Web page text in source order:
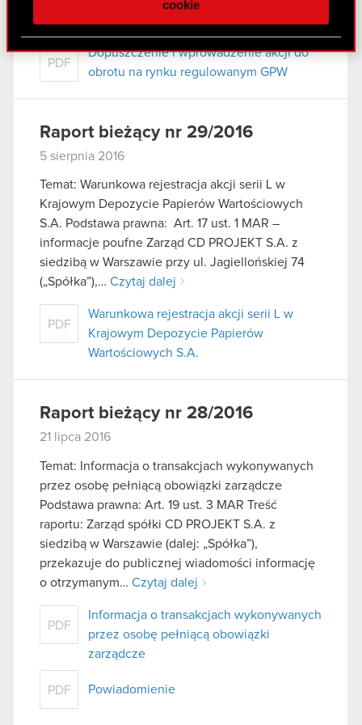
Partnerzy mogą połączyć te informacje z innymi
danymi otrzymanymi od Ciebie lub uzyskanymi
podczas korzystania z ich usług. Kontynuując
cookie
PDF
Dopuszczenie i wprowadzenie akcji do
obrotu na rynku regulowanym GPW
Raport bieżący nr 29/2016
5 sierpnia 2016
Temat: Warunkowa rejestracja akcji serii L w
Krajowym Depozycie Papierów Wartościowych
S.A. Podstawa prawna: Art. 17 ust. 1 MAR –
informacje poufne Zarząd CD PROJEKT S.A. z
siedzibą w Warszawie przy ul. Jagiellońskiej 74
(„Spółka”),… Czytaj dalej
PDF
Warunkowa rejestracja akcji serii L w
Krajowym Depozycie Papierów
Wartościowych S.A.
Raport bieżący nr 28/2016
21 lipca 2016
Temat: Informacja o transakcjach wykonywanych
przez osobę pełniącą obowiązki zarządcze
Podstawa prawna: Art. 19 ust. 3 MAR Treść
raportu: Zarząd spółki CD PROJEKT S.A. z
siedzibą w Warszawie (dalej: „Spółka”),
przekazuje do publicznej wiadomości informację
o otrzymanym… Czytaj dalej
PDF
Informacja o transakcjach wykonywanych
przez osobę pełniącą obowiązki
zarządcze
PDF Powiadomienie